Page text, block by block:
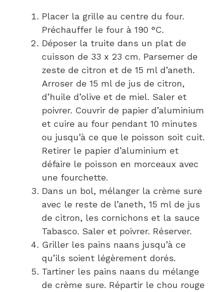
Placer la grille au centre du four.
Préchauffer le four à 190 °C.
Déposer la truite dans un plat de
cuisson de 33 x 23 cm. Parsemer de
zeste de citron et de 15 ml d’aneth.
Arroser de 15 ml de jus de citron,
d’huile d’olive et de miel. Saler et
poivrer. Couvrir de papier d’aluminium
et cuire au four pendant 10 minutes
ou jusqu’à ce que le poisson soit cuit.
Retirer le papier d’aluminium et
défaire le poisson en morceaux avec
une fourchette.
Dans un bol, mélanger la crème sure
avec le reste de l’aneth, 15 ml de jus
de citron, les cornichons et la sauce
Tabasco. Saler et poivrer. Réserver.
Griller les pains naans jusqu’à ce
qu’ils soient légèrement dorés.
Tartiner les pains naans du mélange
de crème sure. Répartir le chou rouge